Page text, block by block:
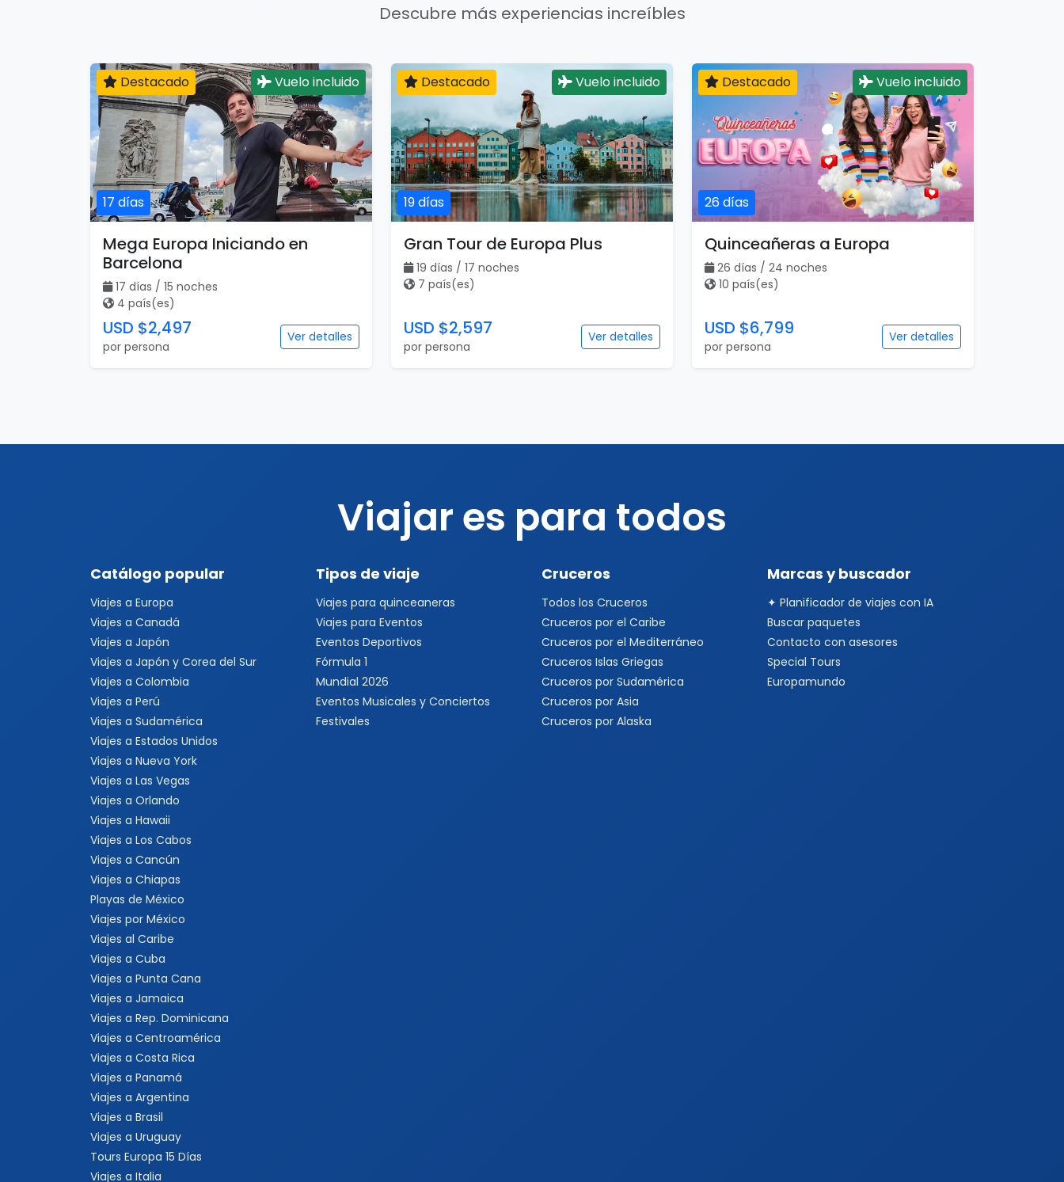
Descubre más experiencias increíbles
17 días
Destacado Vuelo incluido
Mega Europa Iniciando en
Barcelona
17 días / 15 noches
4 país(es)
USD $2,497
por persona
Ver detalles
19 días
Destacado Vuelo incluido
Gran Tour de Europa Plus
19 días / 17 noches
7 país(es)
USD $2,597
por persona
Ver detalles
26 días
Destacado Vuelo incluido
Quinceañeras a Europa
26 días / 24 noches
10 país(es)
USD $6,799
por persona
Ver detalles
Viajar es para todos
Catálogo popular
Viajes a Europa
Viajes a Canadá
Viajes a Japón
Viajes a Japón y Corea del Sur
Viajes a Colombia
Viajes a Perú
Viajes a Sudamérica
Viajes a Estados Unidos
Viajes a Nueva York
Viajes a Las Vegas
Viajes a Orlando
Viajes a Hawaii
Viajes a Los Cabos
Viajes a Cancún
Viajes a Chiapas
Playas de México
Viajes por México
Viajes al Caribe
Viajes a Cuba
Viajes a Punta Cana
Viajes a Jamaica
Viajes a Rep. Dominicana
Viajes a Centroamérica
Viajes a Costa Rica
Viajes a Panamá
Viajes a Argentina
Viajes a Brasil
Viajes a Uruguay
Tours Europa 15 Días
Viajes a Italia
Tipos de viaje
Viajes para quinceaneras
Viajes para Eventos
Eventos Deportivos
Fórmula 1
Mundial 2026
Eventos Musicales y Conciertos
Festivales
Cruceros
Todos los Cruceros
Cruceros por el Caribe
Cruceros por el Mediterráneo
Cruceros Islas Griegas
Cruceros por Sudamérica
Cruceros por Asia
Cruceros por Alaska
Marcas y buscador
✦ Planificador de viajes con IA
Buscar paquetes
Contacto con asesores
Special Tours
Europamundo